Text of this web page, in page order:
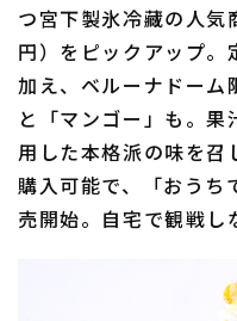
つ宮下製氷冷藏の人
円）をピックアップ。
加え、ベルーナドーム
と「マンゴー」も。
用した本格派の味を召
購入可能で、「おうち
売開始。自宅で観戦し